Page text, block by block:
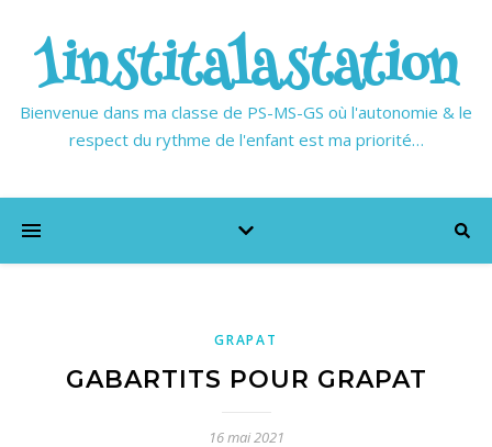
1institalastation
Bienvenue dans ma classe de PS-MS-GS où l'autonomie & le
respect du rythme de l'enfant est ma priorité…
GRAPAT
GABARTITS POUR GRAPAT
16 mai 2021